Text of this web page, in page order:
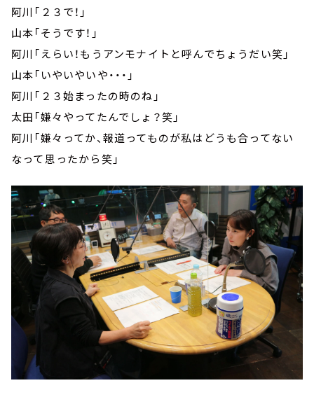
阿川「２３で！」
山本「そうです！」
阿川「えらい！もうアンモナイトと呼んでちょうだい笑」
山本「いやいやいや・・・」
阿川「２３始まったの時のね」
太田「嫌々やってたんでしょ？笑」
阿川「嫌々ってか、報道ってものが私はどうも合ってない
なって思ったから笑」